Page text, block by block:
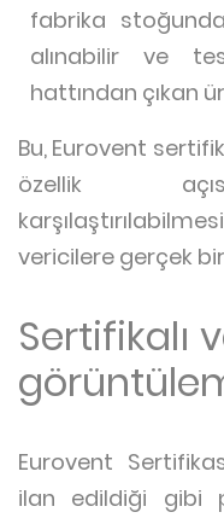
fabrika
alınabilir ve
hattından çıkan
Bu, Eurovent
özellik
vericilere gerçek
Sertifikalı
Eurovent
ilan edildiği gibi